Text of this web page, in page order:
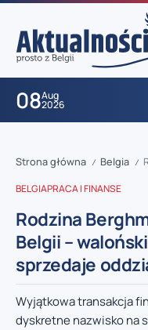
08Aug
2026
Strona główna / Belgia /
BELGIAPRACA I FINANSE
Rodzina
Belgii –
sprzedaje
Wyjątkowa transakcja
dyskretne nazwisko na